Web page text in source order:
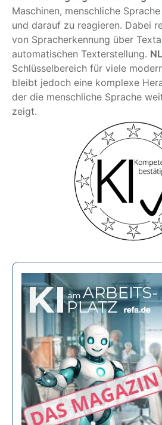
Maschinen, menschliche
und darauf zu reagieren. Dabei
von Spracherkennung über
automatischen Texterstellung.
Schlüsselbereich für viele
bleibt jedoch eine komplexe
der die menschliche Sprache
zeigt.